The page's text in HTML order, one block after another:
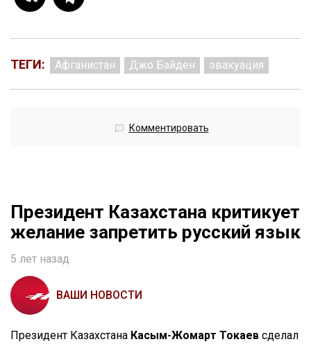
ТЕГИ: Афганистан Джо Байден эвакуация
Комментировать
Президент Казахстана критикует
желание запретить русский язык
5 лет назад
ВАШИ НОВОСТИ
Президент Казахстана Касым-Жомарт Токаев сделал